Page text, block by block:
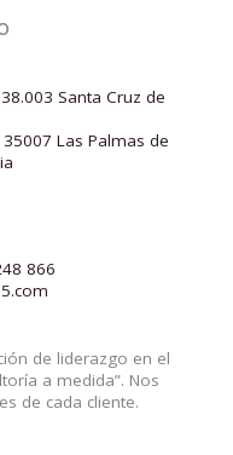
Santa Cruz de
Las Palmas de
866
de liderazgo en el
a medida”. Nos
de cada cliente.